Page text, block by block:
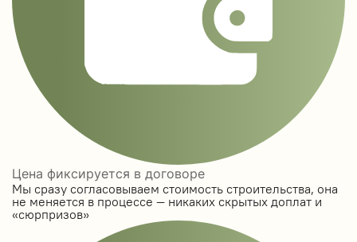
Цена фиксируется в договоре
Мы сразу согласовываем стоимость строительства, она
не меняется в процессе — никаких скрытых доплат и
«сюрпризов»